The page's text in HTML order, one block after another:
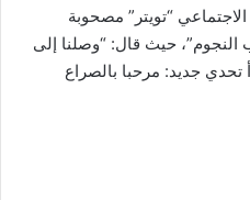
“تويتر” مصحوبة
النجوم”، حيث قال: “وصلنا إلى
تحدي جديد: مرحبا بالصراع